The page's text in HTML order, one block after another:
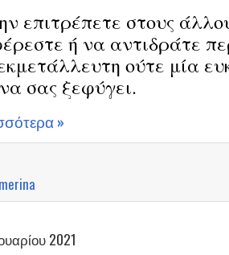
επιτρέπετε στους
ή να αντιδράτε
ούτε μία
σας ξεφύγει.
»
2021